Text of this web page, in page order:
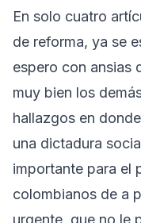
En solo cuatro
de reforma, ya se
espero con ansias
muy bien los
hallazgos en
una dictadura
importante para el
colombianos de a
urgente, que no le